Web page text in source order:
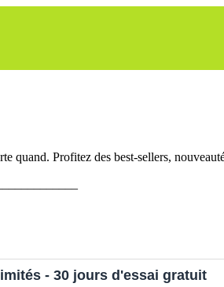
Profitez des best-sellers,
- 30 jours d'essai gratuit